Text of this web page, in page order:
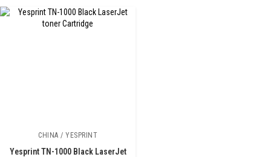
CHINA / YESPRINT
Yesprint TN-1000 Black LaserJet